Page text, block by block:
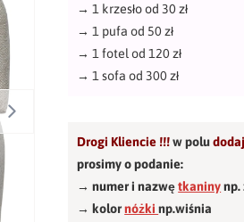
→1 krzesło od 30 zł
→1 pufa od 50 zł
→ 1 fotel od 120 zł
→1 sofa od 300 zł
Drogi Kliencie !!!w polu
prosimy o podanie:
→ numer i nazwętkaninynp.
→ kolornóżkinp.wiśnia